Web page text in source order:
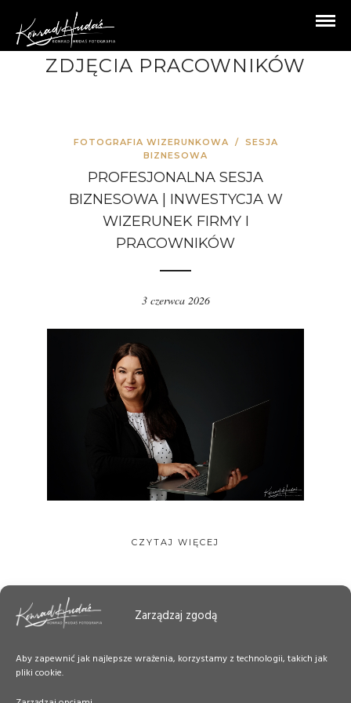
Zarządzaj zgodą
Aby zapewnić jak najlepsze wrażenia, korzystamy z technologii, takich jak
pliki cookie.
ZDJĘCIA PRACOWNIKÓW
FOTOGRAFIA WIZERUNKOWA / SESJA
BIZNESOWA
PROFESJONALNA SESJA
BIZNESOWA | INWESTYCJA W
WIZERUNEK FIRMY I
PRACOWNIKÓW
3 czerwca 2026
CZYTAJ WIĘCEJ